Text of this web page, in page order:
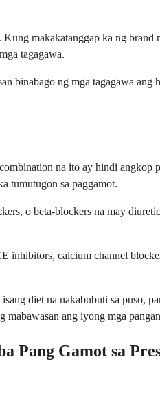
makakatanggap ka ng
tagagawa.
ng mga tagagawa ang
na ito ay hindi
tumutugon sa paggamot.
o beta-blockers na may
inhibitors, calcium channel
diet na nakabubuti sa puso,
ang iyong mga
Gamot sa